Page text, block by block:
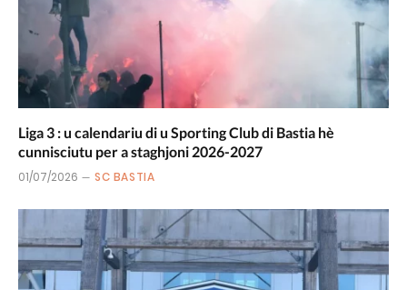
Liga 3 : u calendariu di u Sporting Club di Bastia hè
cunnisciutu per a staghjoni 2026-2027
01/07/2026 SC BASTIA